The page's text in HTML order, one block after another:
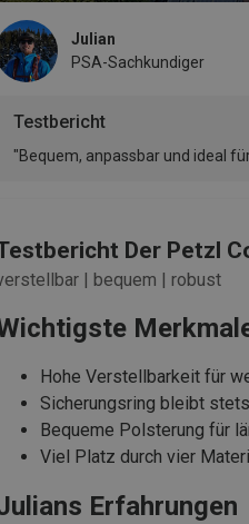
Testbericht
Julian
PSA-Sachkundiger
"Bequem, anpassbar und ideal
Der Petzl
| bequem | robust
Hohe Verstellbarkeit für
Sicherungsring bleibt
Bequeme Polsterung für
Viel Platz durch vier
Erfahrungen